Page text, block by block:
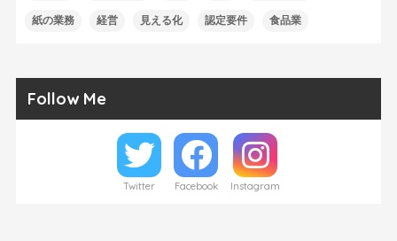
紙の業務 経営 見える化 認定要件 食品業
Follow Me
Twitter Facebook Instagram